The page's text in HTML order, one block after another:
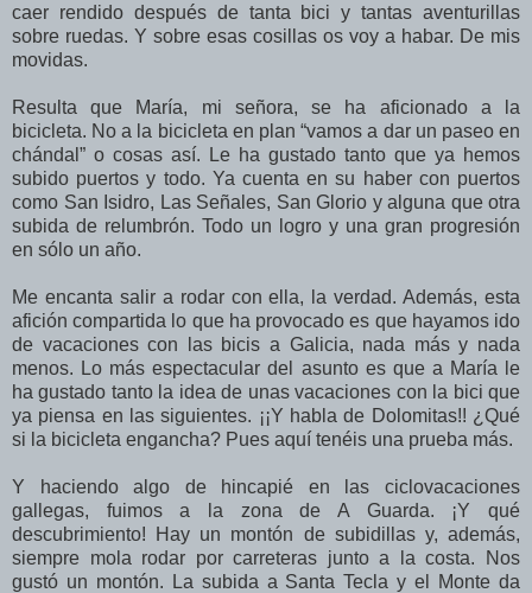
caer rendido después de tanta bici y tantas aventurillas
sobre ruedas. Y sobre esas cosillas os voy a habar. De mis
movidas.
Resulta que María, mi señora, se ha aficionado a la
bicicleta. No a la bicicleta en plan “vamos a dar un paseo en
chándal” o cosas así. Le ha gustado tanto que ya hemos
subido puertos y todo. Ya cuenta en su haber con puertos
como San Isidro, Las Señales, San Glorio y alguna que otra
subida de relumbrón. Todo un logro y una gran progresión
en sólo un año.
Me encanta salir a rodar con ella, la verdad. Además, esta
afición compartida lo que ha provocado es que hayamos ido
de vacaciones con las bicis a Galicia, nada más y nada
menos. Lo más espectacular del asunto es que a María le
ha gustado tanto la idea de unas vacaciones con la bici que
ya piensa en las siguientes. ¡¡Y habla de Dolomitas!! ¿Qué
si la bicicleta engancha? Pues aquí tenéis una prueba más.
Y haciendo algo de hincapié en las ciclovacaciones
gallegas, fuimos a la zona de A Guarda. ¡Y qué
descubrimiento! Hay un montón de subidillas y, además,
siempre mola rodar por carreteras junto a la costa. Nos
gustó un montón. La subida a Santa Tecla y el Monte da